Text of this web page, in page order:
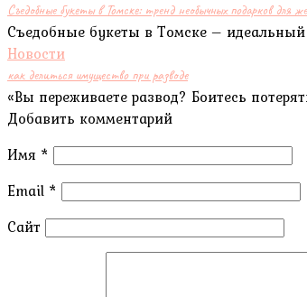
Съедобные букеты в Томске: тренд необычных подарков для
Съедобные букеты в Томске –
Новости
как делиться имущество при разводе
«Вы переживаете развод? Боитесь
Добавить комментарий
Имя *
Email *
Сайт